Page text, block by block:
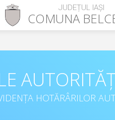
JUDEȚUL IAȘI
COMUNA
HOTĂRÂRILOR